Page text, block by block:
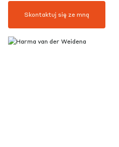
Skontaktuj się ze mną